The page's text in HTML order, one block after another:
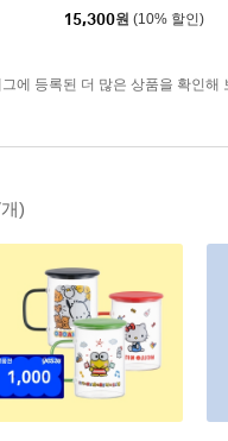
| 비즈니스북스
15,300원 (10% 할인)
에 등록된 더 많은 상품을 확인해
)